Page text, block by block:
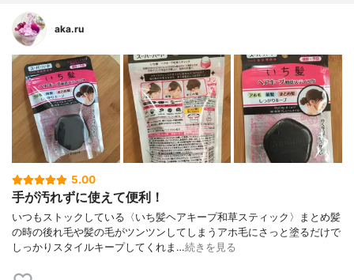
aka.ru
5.00
手が汚れずに使えて便利！
いつもストックしている〈いち髪ヘアキープ和草スティック〉まとめ髪
の時の後れ毛や髪の毛がツンツンしてしまうアホ毛にさっと塗るだけで
しっかりスタイルキープしてくれま…続きを見る